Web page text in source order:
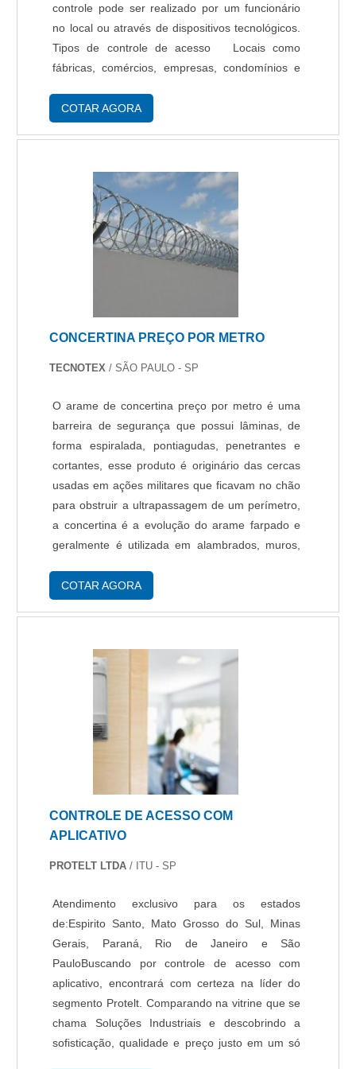
preferir, entre em contato com um dos nossos
consultores e solicite um orçamento!.
controle pode ser realizado por um funcionário
no local ou através de dispositivos tecnológicos.
Tipos de controle de acesso Locais como
fábricas, comércios, empresas, condomínios e
acesso para monitorar o acesso a amb....
COTAR AGORA
CONCERTINA PREÇO POR METRO
TECNOTEX / SÃO PAULO - SP
O arame de concertina preço por metro é uma
barreira de segurança que possui lâminas, de
forma espiralada, pontiagudas, penetrantes e
cortantes, esse produto é originário das cercas
usadas em ações militares que ficavam no chão
para obstruir a ultrapassagem de um perímetro,
a concertina é a evolução do arame farpado e
geralmente é utilizada em alambrados, muros,
aço inoxidável ou galvanizado e ....
COTAR AGORA
CONTROLE DE ACESSO COM
APLICATIVO
PROTELT LTDA / ITU - SP
Atendimento exclusivo para os estados
de:Espirito Santo, Mato Grosso do Sul, Minas
Gerais, Paraná, Rio de Janeiro e São
PauloBuscando por controle de acesso com
aplicativo, encontrará com certeza na líder do
segmento Protelt. Comparando na vitrine que se
chama Soluções Industriais e descobrindo a
sofisticação, qualidade e preço justo em um só